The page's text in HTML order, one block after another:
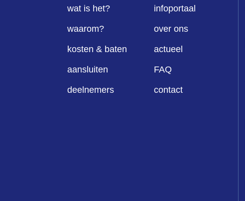
wat is het?
waarom?
kosten & baten
aansluiten
deelnemers
infoportaal
over ons
actueel
FAQ
contact